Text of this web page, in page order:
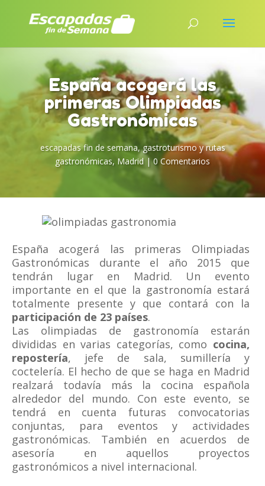
España acogerá las
primeras Olimpiadas
Gastronómicas
escapadas fin de semana,gastroturismo y rutas
gastronómicas, Madrid|0 Comentarios
España acogerá las primeras Olimpiadas
Gastronómicas durante el año 2015 que
tendrán lugar en Madrid. Un evento
importante en el que la gastronomía estará
totalmente presente y que contará con la
participación de 23 países.
Las olimpiadas de gastronomía estarán
divididas en varias categorías, como cocina,
repostería, jefe de sala, sumillería y
coctelería. El hecho de que se haga en Madrid
realzará todavía más la cocina española
alrededor del mundo. Con este evento, se
tendrá en cuenta futuras convocatorias
conjuntas, para eventos y actividades
gastronómicas. También en acuerdos de
asesoría en aquellos proyectos
gastronómicos a nivel internacional.